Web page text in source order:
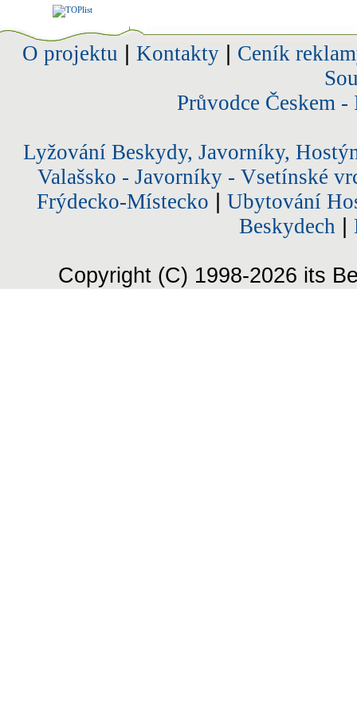
O projektu Kontakty| Ceník
Průvodce Českem
Lyžování Beskydy, Javorníky,
Valašsko - Javorníky - Vsetínské
Frýdecko-Místecko
Ubytování
Beskydech
Copyright (C) 1998-2026 its